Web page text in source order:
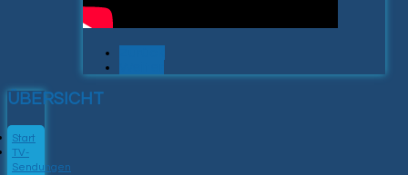
ÜBERSICHT
Start
TV-
Sendungen